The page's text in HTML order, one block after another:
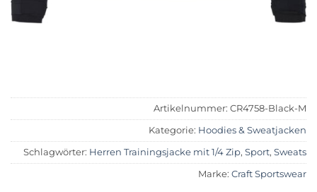
Artikelnummer: CR4758-Black-M
Kategorie: Hoodies & Sweatjacken
Schlagwörter: Herren Trainingsjacke mit 1/4 Zip, Sport, Sweats
Marke: Craft Sportswear